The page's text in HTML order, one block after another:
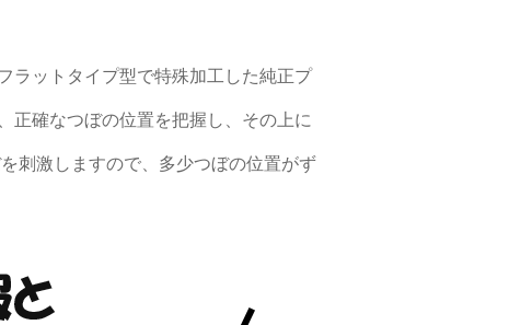
ラットタイプ型で特殊加工した純正プ
正確なつぼの位置を把握し、その上に
刺激しますので、多少つぼの位置がず